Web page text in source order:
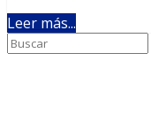
Leer más...